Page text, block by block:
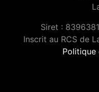
Siret :
Inscrit au RCS de